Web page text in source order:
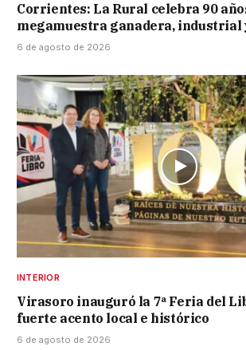
Corrientes: La Rural celebra 90
megamuestra ganadera,
6 de agosto de 2026
INTERIOR
Virasoro inauguró la 7ª Feria del
fuerte acento local e histórico
6 de agosto de 2026